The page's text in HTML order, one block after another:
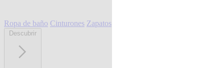
Ropa de baño Cinturones Zapatos
Descubrir